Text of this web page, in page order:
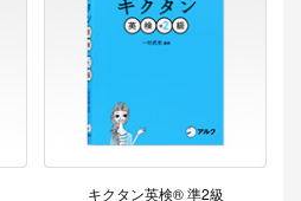
キクタン英検® 準2級